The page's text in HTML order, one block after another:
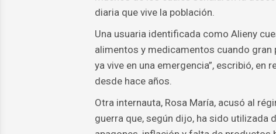
diaria que vive la población.
Una usuaria identificada como Alieny
alimentos y medicamentos cuando gran
ya vive en una emergencia”, escribió,
desde hace años.
Otra internauta, Rosa María, acusó al
guerra que, según dijo, ha sido utilizada